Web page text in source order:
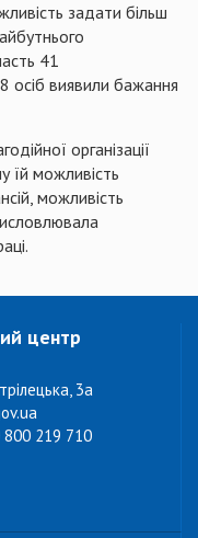
задати більш
41
осіб виявили бажання
організації
їй можливість
можливість
центр
3а
800 219 710